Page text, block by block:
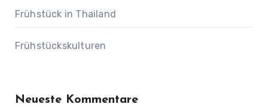
Frühstück in Thailand
Frühstückskulturen
Neueste Kommentare